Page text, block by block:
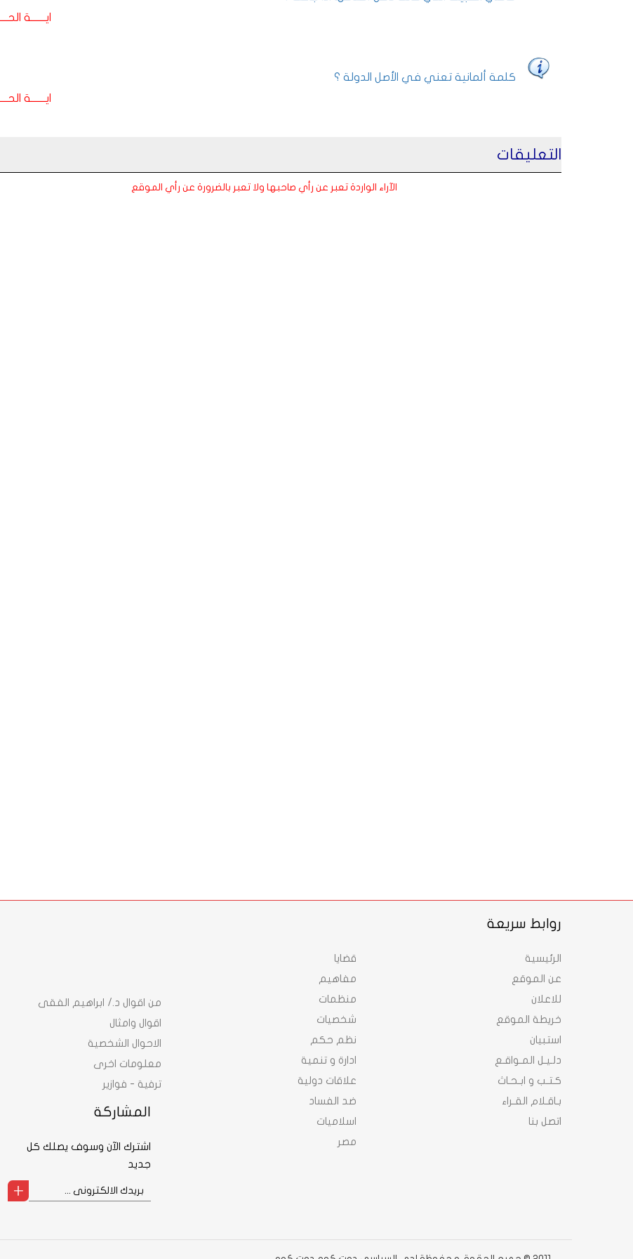
ايـــــــة
كلمة ألمانية تعني في الأصل الدولة ؟
ايـــــــة
التعليقات
الآراء الواردة تعبر عن رأي صاحبها ولا تعبر بالضرورة عن رأي الموقع
روابط سريعة
الرئيسية
عن الموقع
للاعلان
خريطة الموقع
استبيان
دلـيـل المـواقـع
كـتـب و ابـحـاث
بـاقـلام القـراء
اتصل بنا
قضايا
مفاهيم
منظمات
شخصيات
نظم حكم
ادارة و تنمية
علاقات دولية
ضد الفساد
اسلاميات
مصر
من اقوال د./ ابراهيم الفقى
اقوال وامثال
الاحوال الشخصية
معلومات اخرى
ترفية - فوازير
المشاركة
اشترك الآن وسوف يصلك كل
جديد